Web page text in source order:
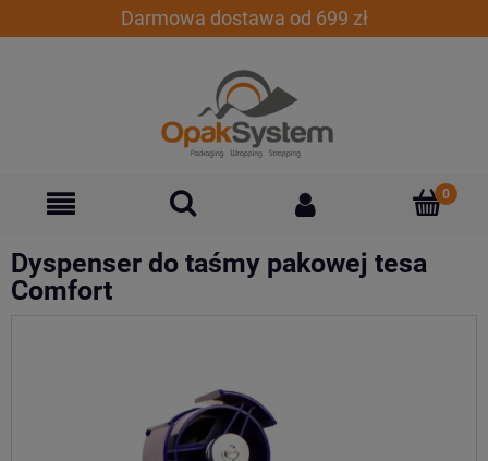
Darmowa dostawa od 699 zł
Dyspenser do taśmy pakowej tesa
Comfort